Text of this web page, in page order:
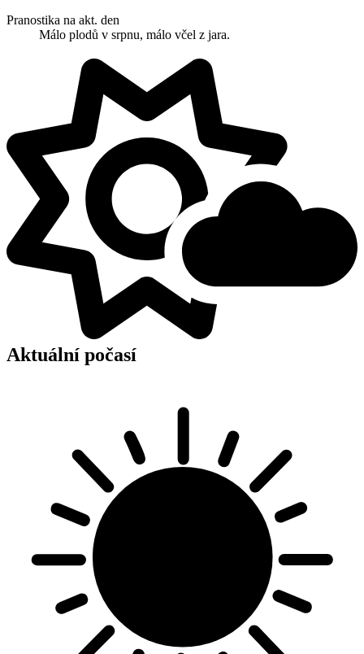
Pranostika na akt. den
Málo plodů v srpnu, málo včel z jara.
Aktuální počasí